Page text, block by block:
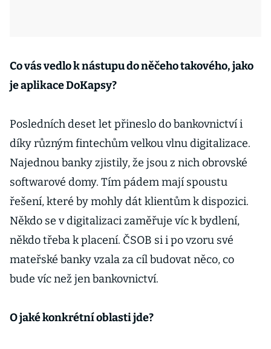
Co vás vedlo k nástupu do něčeho takového, jako
je aplikace DoKapsy?
Posledních deset let přineslo do bankovnictví i
díky různým fintechům velkou vlnu digitalizace.
Najednou banky zjistily, že jsou z nich obrovské
softwarové domy. Tím pádem mají spoustu
řešení, které by mohly dát klientům k dispozici.
Někdo se v digitalizaci zaměřuje víc k bydlení,
někdo třeba k placení. ČSOB si i po vzoru své
mateřské banky vzala za cíl budovat něco, co
bude víc než jen bankovnictví.
O jaké konkrétní oblasti jde?